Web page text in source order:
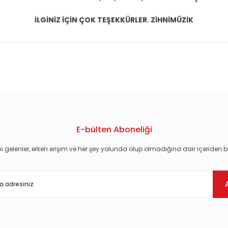
İLGİNİZ İÇİN ÇOK TEŞEKKÜRLER. ZİHNİMÜZİK
E-bülten Aboneliği
gelenler, erken erişim ve her şey yolunda olup olmadığına dair içeriden